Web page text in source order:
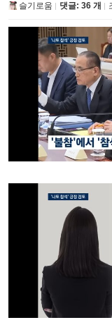
슬기로움 댓글: 36 개